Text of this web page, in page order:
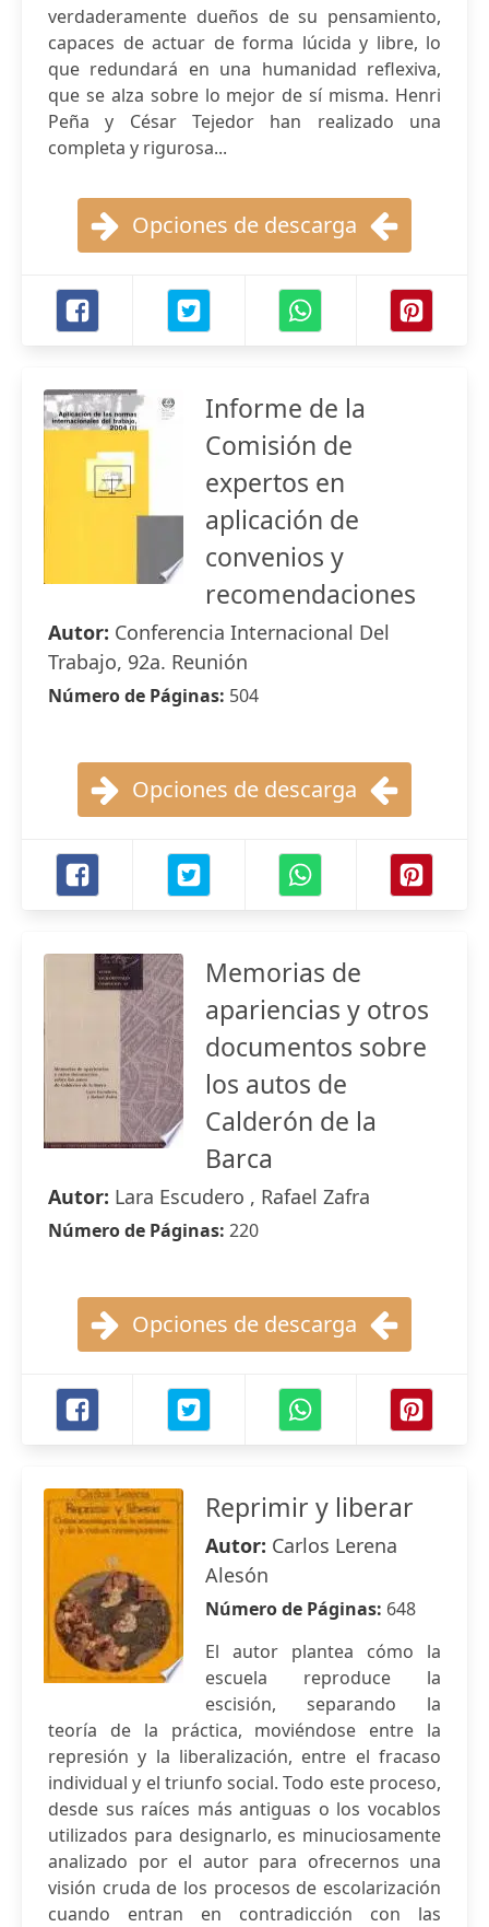
verdaderamente dueños de su pensamiento,
capaces de actuar de forma lúcida y libre, lo
que redundará en una humanidad reflexiva,
que se alza sobre lo mejor de sí misma. Henri
Peña y César Tejedor han realizado una
completa y rigurosa...
Opciones de descarga
Informe de la
Comisión de
expertos en
aplicación de
convenios y
recomendaciones
Autor: Conferencia Internacional Del
Trabajo, 92a. Reunión
Número de Páginas: 504
Opciones de descarga
Memorias de
apariencias y otros
documentos sobre
los autos de
Calderón de la
Barca
Autor: Lara Escudero , Rafael Zafra
Número de Páginas: 220
Opciones de descarga
Reprimir y liberar
Autor: Carlos Lerena
Alesón
Número de Páginas: 648
El autor plantea cómo la
escuela reproduce la
escisión, separando la
teoría de la práctica, moviéndose entre la
represión y la liberalización, entre el fracaso
individual y el triunfo social. Todo este proceso,
desde sus raíces más antiguas o los vocablos
utilizados para designarlo, es minuciosamente
analizado por el autor para ofrecernos una
visión cruda de los procesos de escolarización
cuando entran en contradicción con las